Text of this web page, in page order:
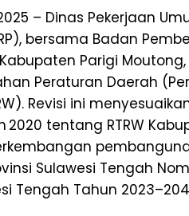
2025 – Dinas Pekerjaan
bersama Badan
Parigi
Peraturan Daerah
Revisi ini
2020 tentang RTRW
Sulawesi Tengah
Tengah Tahun